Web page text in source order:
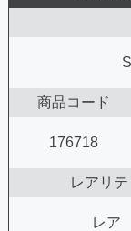
商品コード
176718
レアリテ
レア